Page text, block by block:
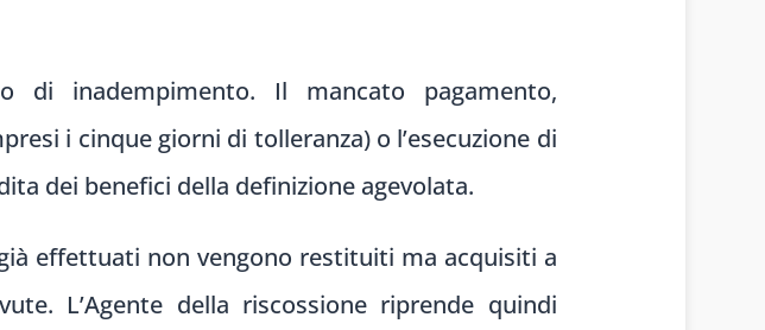
di inadempimento. Il mancato pagamento,
i cinque giorni di tolleranza) o l’esecuzione di
dei benefici della definizione agevolata.
effettuati non vengono restituiti ma acquisiti a
L’Agente della riscossione riprende quindi